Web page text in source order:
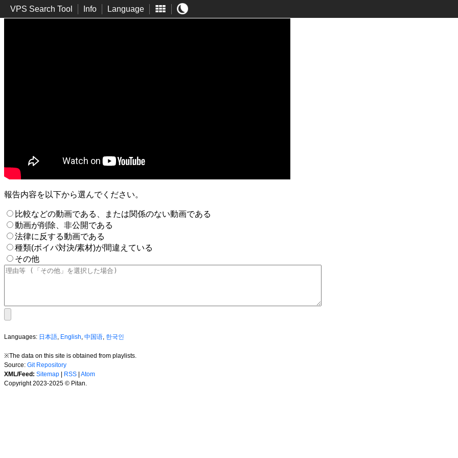
VPS Search Tool Info Language
報告内容を以下から選んでください。
比較などの動画である、または関係のない動画である
動画が削除、非公開である
法律に反する動画である
種類(ボイパ対決/素材)が間違えている
その他
Languages: 日本語, English, 中国语, 한국인
※The data on this site is obtained from playlists.
Source: Git Repository
XML/Feed: Sitemap RSS Atom
Copyright 2023-2025 © Pitan.